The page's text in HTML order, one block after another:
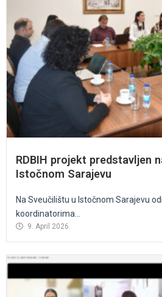
RDBIH projekt predstavljen
Istočnom Sarajevu
Na Sveučilištu u Istočnom Sarajevu
koordinatorima...
9. April 2026.